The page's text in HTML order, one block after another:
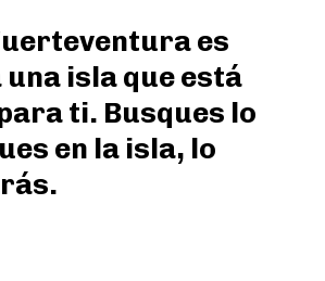
es
isla que está
ti. Busques lo
en la isla, lo